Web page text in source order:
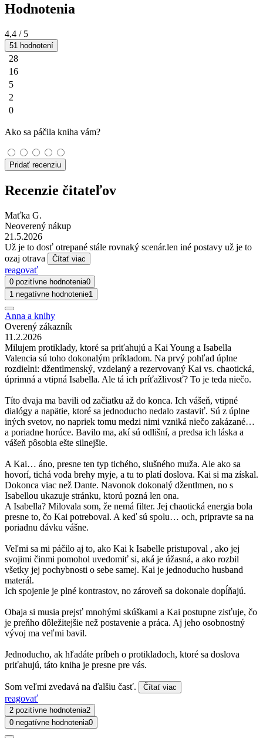
Hodnotenia
4,4 / 5
51 hodnotení
28
16
5
2
0
Ako sa páčila kniha vám?
Pridať recenziu
Recenzie čitateľov
Maťka G.
Neoverený nákup
21.5.2026
Už je to dosť otrepané stále rovnaký scenár.len iné postavy už je to
ozaj otrava
Čítať viac
reagovať
0 pozitívne hodnotenia0
1 negatívne hodnotenie1
Anna a knihy
Overený zákazník
11.2.2026
Milujem protiklady, ktoré sa priťahujú a Kai Young a Isabella
Valencia sú toho dokonalým príkladom. Na prvý pohľad úplne
rozdielni: džentlmenský, vzdelaný a rezervovaný Kai vs. chaotická,
úprimná a vtipná Isabella. Ale tá ich príťažlivosť? To je teda niečo.
Títo dvaja ma bavili od začiatku až do konca. Ich vášeň, vtipné
dialógy a napätie, ktoré sa jednoducho nedalo zastaviť. Sú z úplne
iných svetov, no napriek tomu medzi nimi vzniká niečo zakázané…
a poriadne horúce. Bavilo ma, akí sú odlišní, a predsa ich láska a
vášeň pôsobia ešte silnejšie.
A Kai… áno, presne ten typ tichého, slušného muža. Ale ako sa
hovorí, tichá voda brehy myje, a tu to platí doslova. Kai si ma získal.
Dokonca viac než Dante. Navonok dokonalý džentlmen, no s
Isabellou ukazuje stránku, ktorú pozná len ona.
A Isabella? Milovala som, že nemá filter. Jej chaotická energia bola
presne to, čo Kai potreboval. A keď sú spolu… och, pripravte sa na
poriadnu dávku vášne.
Veľmi sa mi páčilo aj to, ako Kai k Isabelle pristupoval , ako jej
svojimi činmi pomohol uvedomiť si, aká je úžasná, a ako rozbil
všetky jej pochybnosti o sebe samej. Kai je jednoducho husband
materál.
Ich spojenie je plné kontrastov, no zároveň sa dokonale dopĺňajú.
Obaja si musia prejsť mnohými skúškami a Kai postupne zisťuje, čo
je preňho dôležitejšie než postavenie a práca. Aj jeho osobnostný
vývoj ma veľmi bavil.
Jednoducho, ak hľadáte príbeh o protikladoch, ktoré sa doslova
priťahujú, táto kniha je presne pre vás.
Som veľmi zvedavá na ďalšiu časť. Čítať viac
reagovať
2 pozitívne hodnotenia2
0 negatívne hodnotenia0